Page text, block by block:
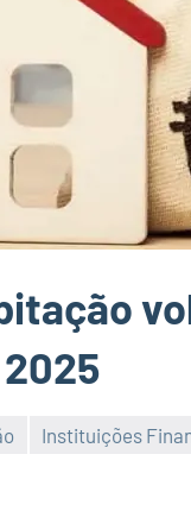
Instituições